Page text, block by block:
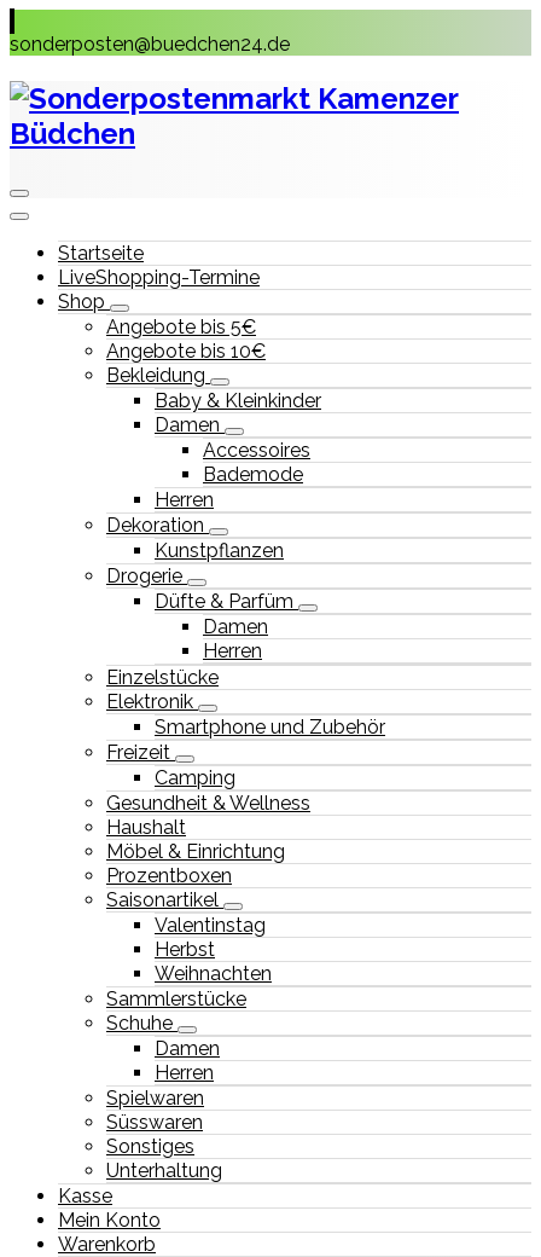
to
sonderposten@buedchen24.de
Startseite
LiveShopping-Termine
Shop
Angebote bis 5€
Angebote bis 10€
Bekleidung
Baby & Kleinkinder
Damen
Accessoires
Bademode
Herren
Dekoration
Kunstpflanzen
Drogerie
Düfte & Parfüm
Damen
Herren
Einzelstücke
Elektronik
Smartphone und Zubehör
Freizeit
Camping
Gesundheit & Wellness
Haushalt
Möbel & Einrichtung
Prozentboxen
Saisonartikel
Valentinstag
Herbst
Weihnachten
Sammlerstücke
Schuhe
Damen
Herren
Spielwaren
Süsswaren
Sonstiges
Unterhaltung
Kasse
Mein Konto
Warenkorb